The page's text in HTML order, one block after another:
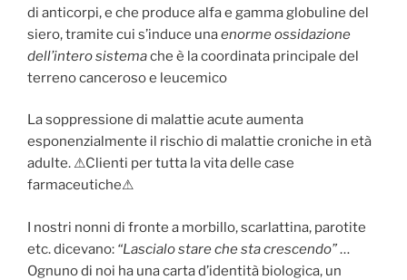
di anticorpi, e che produce alfa e gamma globuline del
siero, tramite cui s’induce unaenorme ossidazione
dell’intero sistemache è la coordinata principale del
terreno canceroso e leucemico
La soppressione di malattie acute aumenta
esponenzialmente il rischio di malattie croniche in età
adulte. ⚠Clienti per tutta la vita delle case
farmaceutiche⚠
I nostri nonni di fronte a morbillo, scarlattina, parotite
etc. dicevano: “Lascialo stare che sta crescendo”…
Ognuno di noi ha una carta d’identità biologica, un